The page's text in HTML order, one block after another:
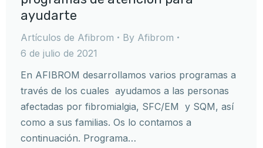
ayudarte
Artículos de Afibrom By Afibrom
6 de julio de 2021
En AFIBROM desarrollamos varios programas a
través de los cuales ayudamos a las personas
afectadas por fibromialgia, SFC/EM y SQM, así
como a sus familias. Os lo contamos a
continuación. Programa…